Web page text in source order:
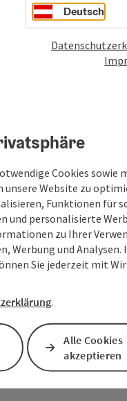
Deutsch
Cookies sowie
unsere Website zu
Funktionen für
und personalisierte
zu Ihrer
Werbung und Analysen.
Sie jederzeit mit
.
Alle Cookies
akzeptieren